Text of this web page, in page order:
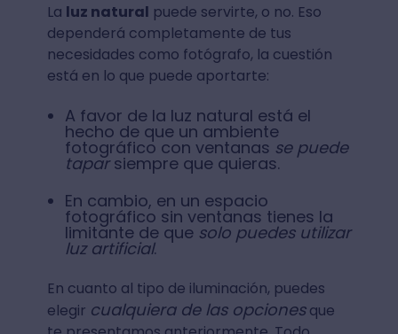
La luz natural puede servirte, o no. Eso
dependerá completamente de tus
necesidades como fotógrafo, la cuestión
está en lo que puede aportarte:
A favor de la luz natural está el
hecho de que un ambiente
fotográfico con ventanas se puede
taparsiempre que quieras.
En cambio, en un espacio
fotográfico sin ventanas tienes la
limitante de que solo puedes utilizar
luz artificial.
En cuanto al tipo de iluminación, puedes
elegir cualquiera de las opcionesque